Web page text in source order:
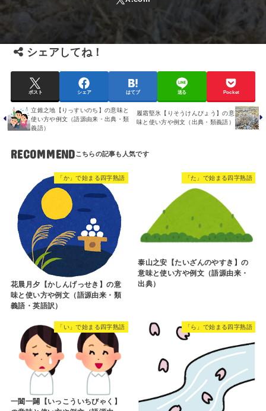
シェアしてね！
ポスト シェア はてブ 送る Pocket
立錐之地【りっすいのち】の意味と
使い方や例文（語源由来・出典・類
義語）
履霜堅氷【りそうけんぴょう】の意
味と使い方や例文（出典・類義語）
RECOMMEND
「か」で始まる四字熟語
花晨月夕【かしんげっせき】の意
味と使い方や例文（語源由来・類
義語・英語訳）
「た」で始まる四字熟語
泰山之安【たいざんのやすき】の
意味と使い方や例文（語源由来・
出典）
「い」で始まる四字熟語
一闔一闢【いっこういちびゃく】
「ら」で始まる四字熟語